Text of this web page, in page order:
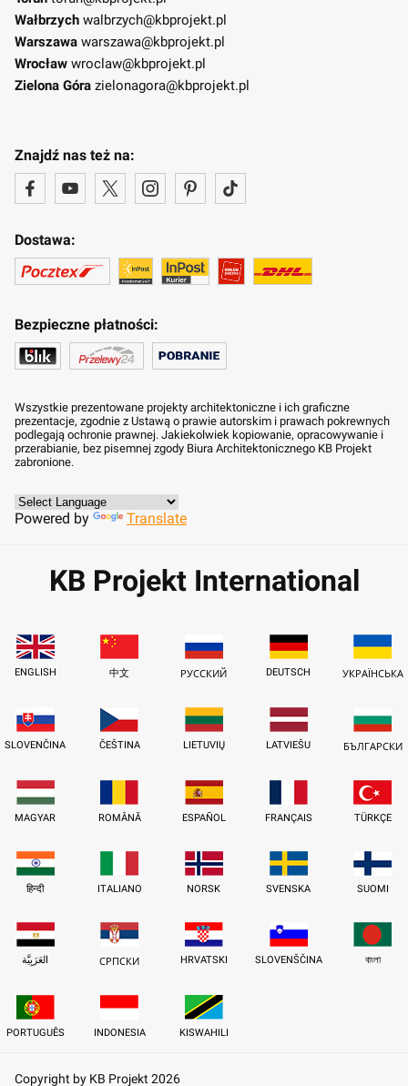
Wałbrzych walbrzych@kbprojekt.pl
Warszawa warszawa@kbprojekt.pl
Wrocław wroclaw@kbprojekt.pl
Zielona Góra zielonagora@kbprojekt.pl
Znajdź nas też na:
Dostawa:
Bezpieczne płatności:
Wszystkie prezentowane projekty architektoniczne i ich graficzne
prezentacje, zgodnie z Ustawą o prawie autorskim i prawach pokrewnych
podlegają ochronie prawnej. Jakiekolwiek kopiowanie, opracowywanie i
przerabianie, bez pisemnej zgody Biura Architektonicznego KB Projekt
zabronione.
Powered by Translate
KB Projekt International
ENGLISH 中文 РУССКИЙ DEUTSCH УКРАЇНСЬКА
SLOVENČINA ČEŠTINA LIETUVIŲ LATVIEŠU БЪЛГАРСКИ
MAGYAR ROMÂNĂ ESPAÑOL FRANÇAIS TÜRKÇE
हिन्दी ITALIANO NORSK SVENSKA SUOMI
العَرَبِيَّة СРПСКИ HRVATSKI SLOVENŠČINA বাংলা
PORTUGUÊS INDONESIA KISWAHILI
Copyright by KB Projekt 2026